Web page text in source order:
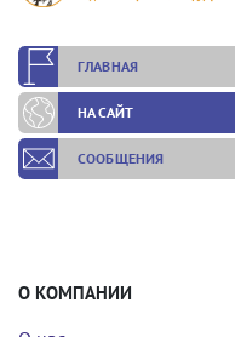
ГЛАВНАЯ
НА САЙТ
СООБЩЕНИЯ
О КОМПАНИИ